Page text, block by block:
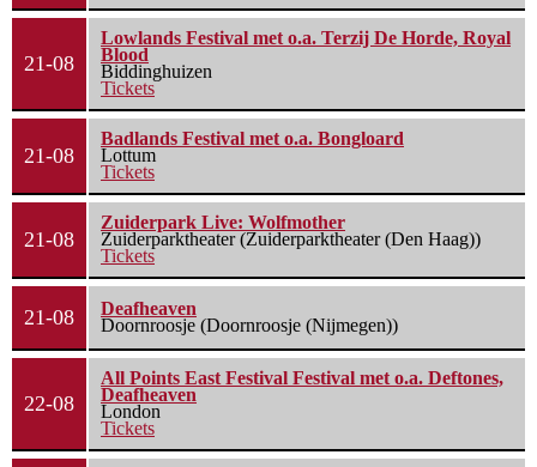
21-08
Lowlands Festival met o.a. Terzij De Horde, Royal
Blood
Biddinghuizen
Tickets
21-08
Badlands Festival met o.a. Bongloard
Lottum
Tickets
21-08
Zuiderpark Live: Wolfmother
Zuiderparktheater (Zuiderparktheater (Den Haag))
Tickets
21-08
Deafheaven
Doornroosje (Doornroosje (Nijmegen))
22-08
All Points East Festival Festival met o.a. Deftones,
Deafheaven
London
Tickets